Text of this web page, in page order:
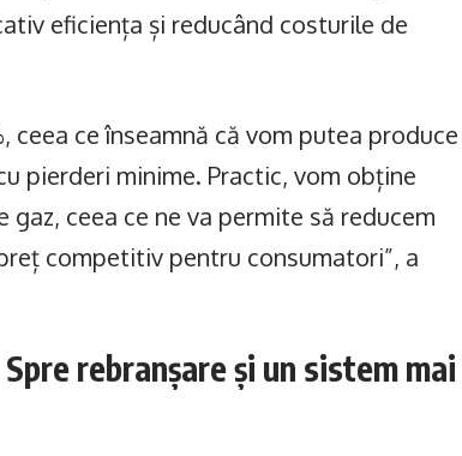
eficiența și reducând costurile de
ceea ce înseamnă că vom putea produce
pierderi minime. Practic, vom obține
ceea ce ne va permite să reducem
competitiv pentru consumatori”, a
rebranșare și un sistem mai